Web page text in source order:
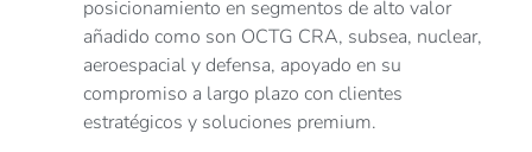
posicionamiento en segmentos de alto valor
añadido como son OCTG CRA, subsea, nuclear,
aeroespacial y defensa, apoyado en su
compromiso a largo plazo con clientes
estratégicos y soluciones premium.